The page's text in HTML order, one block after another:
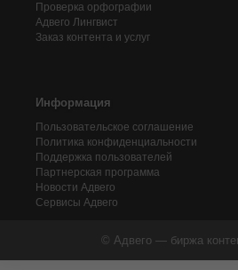
Проверка орфографии
Адвего Лингвист
Заказ контента и услуг
Информация
Пользовательское соглашение
Политика конфиденциальности
Поддержка пользователей
Партнерская программа
Новости Адвего
Сервисы Адвего
© Адвего — биржа